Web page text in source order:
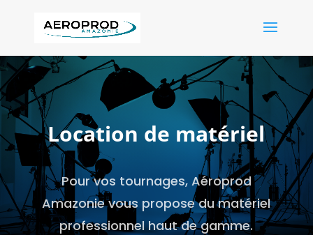
Location de matériel
Pour vos tournages, Aéroprod
Amazonie vous propose du matériel
professionnel haut de gamme.